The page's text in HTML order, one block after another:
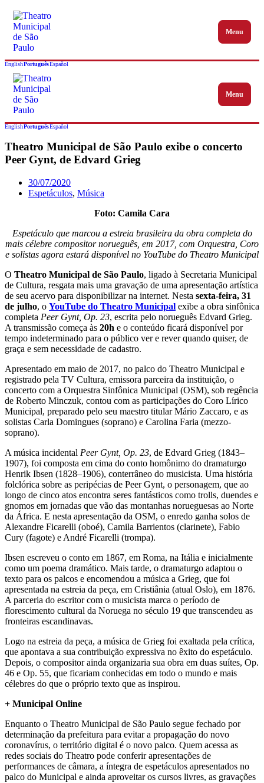
Menu
Abrir
EnglishPortuguêsEspañol
Menu
Abrir
EnglishPortuguêsEspañol
Theatro Municipal de São Paulo exibe o concerto
Peer Gynt, de Edvard Grieg
30/07/2020
Espetáculos, Música
Foto: Camila Cara
Espetáculo que marcou a estreia brasileira da obra completa do
mais célebre compositor norueguês, em 2017, com Orquestra, Coro
e solistas agora estará disponível no YouTube do Theatro Municipal
O Theatro Municipal de São Paulo, ligado à Secretaria Municipal
de Cultura, resgata mais uma gravação de uma apresentação artística
de seu acervo para disponibilizar na internet. Nesta sexta-feira, 31
de julho, o YouTube do Theatro Municipal exibe a obra sinfônica
completa Peer Gynt, Op. 23, escrita pelo norueguês Edvard Grieg.
A transmissão começa às 20h e o conteúdo ficará disponível por
tempo indeterminado para o público ver e rever quando quiser, de
graça e sem necessidade de cadastro.
Apresentado em maio de 2017, no palco do Theatro Municipal e
registrado pela TV Cultura, emissora parceira da instituição, o
concerto com a Orquestra Sinfônica Municipal (OSM), sob regência
de Roberto Minczuk, contou com as participações do Coro Lírico
Municipal, preparado pelo seu maestro titular Mário Zaccaro, e as
solistas Carla Domingues (soprano) e Carolina Faria (mezzo-
soprano).
A música incidental Peer Gynt, Op. 23, de Edvard Grieg (1843–
1907), foi composta em cima do conto homônimo do dramaturgo
Henrik Ibsen (1828–1906), conterrâneo do musicista. Uma história
folclórica sobre as peripécias de Peer Gynt, o personagem, que ao
longo de cinco atos encontra seres fantásticos como trolls, duendes e
gnomos em jornadas que vão das montanhas norueguesas ao Norte
da África. E nesta apresentação da OSM, o enredo ganha solos de
Alexandre Ficarelli (oboé), Camila Barrientos (clarinete), Fabio
Cury (fagote) e André Ficarelli (trompa).
Ibsen escreveu o conto em 1867, em Roma, na Itália e inicialmente
como um poema dramático. Mais tarde, o dramaturgo adaptou o
texto para os palcos e encomendou a música a Grieg, que foi
apresentada na estreia da peça, em Cristiânia (atual Oslo), em 1876.
A parceria do escritor com o musicista marca o período de
florescimento cultural da Noruega no século 19 que transcendeu as
fronteiras escandinavas.
Logo na estreia da peça, a música de Grieg foi exaltada pela crítica,
que apontava a sua contribuição expressiva no êxito do espetáculo.
Depois, o compositor ainda organizaria sua obra em duas suítes, Op.
46 e Op. 55, que ficariam conhecidas em todo o mundo e mais
célebres do que o próprio texto que as inspirou.
+ Municipal Online
Enquanto o Theatro Municipal de São Paulo segue fechado por
determinação da prefeitura para evitar a propagação do novo
coronavírus, o território digital é o novo palco. Quem acessa as
redes sociais do Theatro pode conferir apresentações de
performances de câmara, a íntegra de espetáculos apresentados no
palco do Municipal e ainda aproveitar os cursos livres, as gravações